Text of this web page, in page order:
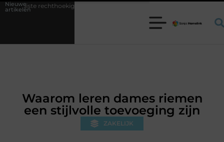
Nieuwe
artikelentrampoline kiezen voor jouw tuin
Waarom leren dames riemen
een stijlvolle toevoeging zijn
ZAKELIJK